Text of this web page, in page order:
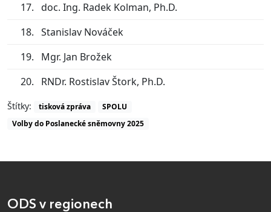
doc. Ing. Radek Kolman, Ph.D.
Stanislav Nováček
Mgr. Jan Brožek
RNDr. Rostislav Štork, Ph.D.
Štítky: tisková zpráva
SPOLU
Volby do Poslanecké sněmovny 2025
ODS v regionech